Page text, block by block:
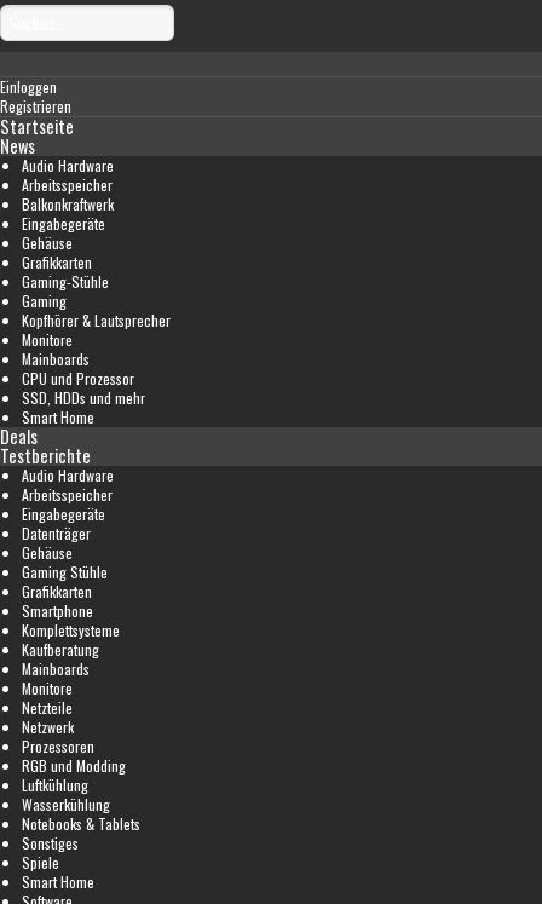
Einloggen
Registrieren
Startseite
News
Audio Hardware
Arbeitsspeicher
Balkonkraftwerk
Eingabegeräte
Gehäuse
Grafikkarten
Gaming-Stühle
Gaming
Kopfhörer & Lautsprecher
Monitore
Mainboards
CPU und Prozessor
SSD, HDDs und mehr
Smart Home
Deals
Testberichte
Audio Hardware
Arbeitsspeicher
Eingabegeräte
Datenträger
Gehäuse
Gaming Stühle
Grafikkarten
Smartphone
Komplettsysteme
Kaufberatung
Mainboards
Monitore
Netzteile
Netzwerk
Prozessoren
RGB und Modding
Luftkühlung
Wasserkühlung
Notebooks & Tablets
Sonstiges
Spiele
Smart Home